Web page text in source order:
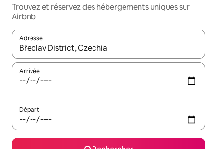
Trouvez et réservez des hébergements uniques sur
Airbnb
Adresse
Lorsque les résultats s'affichent, utilisez les flèches vers le
Arrivée
Départ